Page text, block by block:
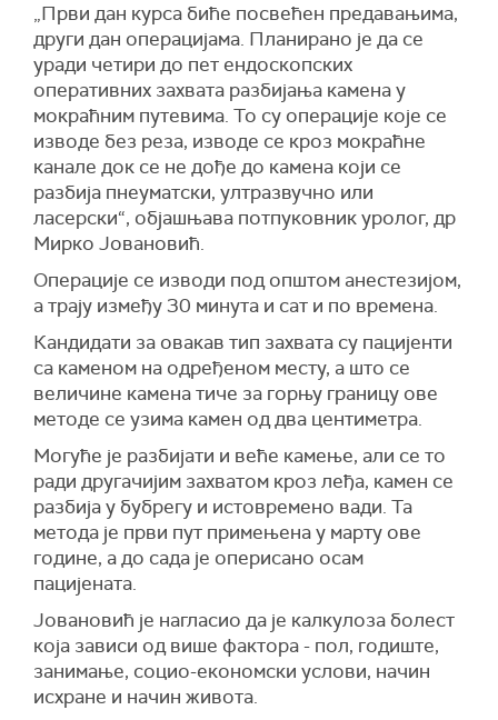
„Први дан курса биће посвећен предавањима,
други дан операцијама. Планирано је да се
уради четири до пет ендоскопских
оперативних захвата разбијања камена у
мокраћним путевима. То су операције које се
изводе без реза, изводе се кроз мокраћне
канале док се не дође до камена који се
разбија пнеуматски, ултразвучно или
ласерски“, објашњава потпуковник уролог, др
Мирко Јовановић.
Операције се изводи под општом анестезијом,
а трају између 30 минута и сат и по времена.
Кандидати за овакав тип захвата су пацијенти
са каменом на одређеном месту, а што се
величине камена тиче за горњу границу ове
методе се узима камен од два центиметра.
Могуће је разбијати и веће камење, али се то
ради другачијим захватом кроз леђа, камен се
разбија у бубрегу и истовремено вади. Та
метода је први пут примењена у марту ове
године, а до сада је оперисано осам
пацијената.
Јовановић је нагласио да је калкулоза болест
која зависи од више фактора - пол, годиште,
занимање, социо-економски услови, начин
исхране и начин живота.